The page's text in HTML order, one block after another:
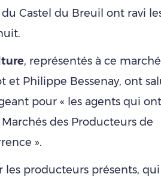
Castel du Breuil ont ravi
, représentés à ce marché
et Philippe Bessenay, ont
pour « les agents qui ont
des Producteurs de
».
producteurs présents, qui